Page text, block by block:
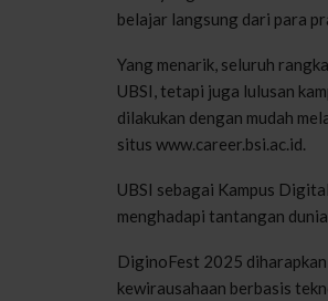
belajar langsung dari para
Yang menarik, seluruh
UBSI, tetapi juga lulusan
dilakukan dengan mudah
situs www.career.bsi.ac.id.
UBSI sebagai Kampus
menghadapi tantangan
DiginoFest 2025
kewirausahaan berbasis